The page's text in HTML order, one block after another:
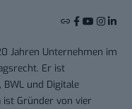
Jahren Unternehmen im
Er ist
und Digitale
Gründer von vier